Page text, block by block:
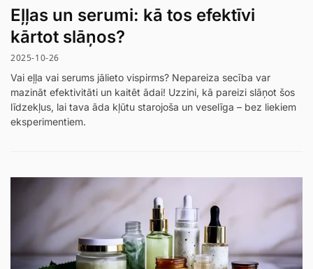
Eļļas un serumi: kā tos efektīvi
kārtot slāņos?
2025-10-26
Vai eļļa vai serums jālieto vispirms? Nepareiza secība var
mazināt efektivitāti un kaitēt ādai! Uzzini, kā pareizi slāņot šos
līdzekļus, lai tava āda kļūtu starojoša un veselīga – bez liekiem
eksperimentiem.